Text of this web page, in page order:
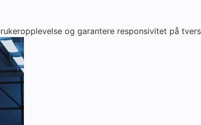
og garantere responsivitet på